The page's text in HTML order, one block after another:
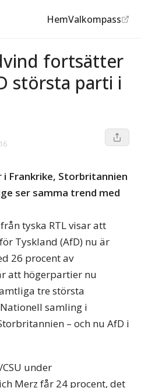
HemValkompass
fortsätter
största parti i
Frankrike, Storbritannien
ser samma trend med
tyska RTL visar att
Tyskland (AfD) nu är
26 procent av
att högerpartier nu
tre största
samling i
– och nu AfD i
under
Merz får 24 procent, det